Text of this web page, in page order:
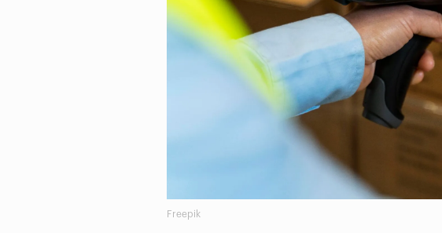
Freepik